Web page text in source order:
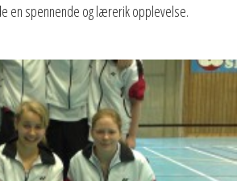
en spennende og lærerik opplevelse.